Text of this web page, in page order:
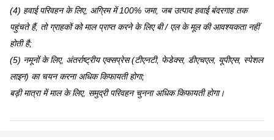
(4) हवाई परिवहन के लिए, अग्रिम में 100% जमा, जब उत्पाद हवाई बंदरगाह तक
पहुंचते हैं, तो ग्राहकों को माल प्राप्त करने के लिए बी / एल के मूल की आवश्यकता नहीं
होती है;
(5) नमूनों के लिए, अंतर्राष्ट्रीय एक्सप्रेस (टीएनटी, फेडेक्स, डीएचएल, यूपीएस, स्पेशल
लाइन) का चयन करना अधिक किफायती होगा;
बड़ी मात्रा में माल के लिए, समुद्री परिवहन चुनना अधिक किफायती होगा।